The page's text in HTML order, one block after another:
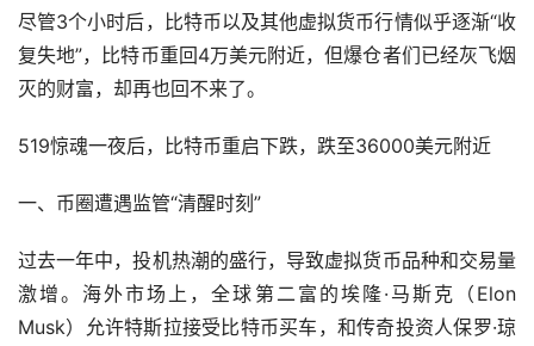
尽管3个小时后，比特币以及其他虚拟货币行情似乎逐渐“收
复失地”，比特币重回4万美元附近，但爆仓者们已经灰飞烟
灭的财富，却再也回不来了。
519惊魂一夜后，比特币重启下跌，跌至36000美元附近
一、币圈遭遇监管“清醒时刻”
过去一年中，投机热潮的盛行，导致虚拟货币品种和交易量
激增。海外市场 上，全球第二富的埃隆·马斯克（Elon
Musk）允许特斯拉接受比特币买车 ，和传奇投资人保罗·琼